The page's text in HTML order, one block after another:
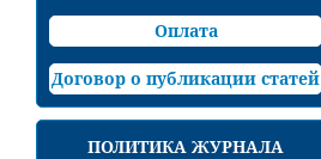
Оплата
Договор о публикации статей
ПОЛИТИКА ЖУРНАЛА